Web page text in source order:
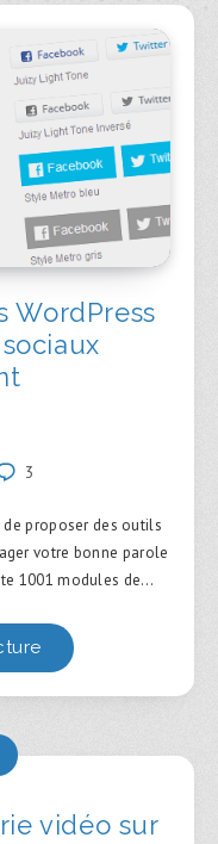
WordPress
3
proposer des outils
votre bonne parole
1001 modules de…
vidéo sur